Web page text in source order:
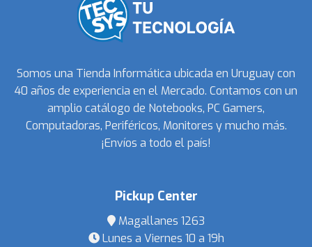
Somos una Tienda Informática ubicada en Uruguay con
40 años de experiencia en el Mercado. Contamos con un
amplio catálogo de Notebooks, PC Gamers,
Computadoras, Periféricos, Monitores y mucho más.
¡Envíos a todo el país!
Pickup Center
Magallanes 1263
Lunes a Viernes 10 a 19h